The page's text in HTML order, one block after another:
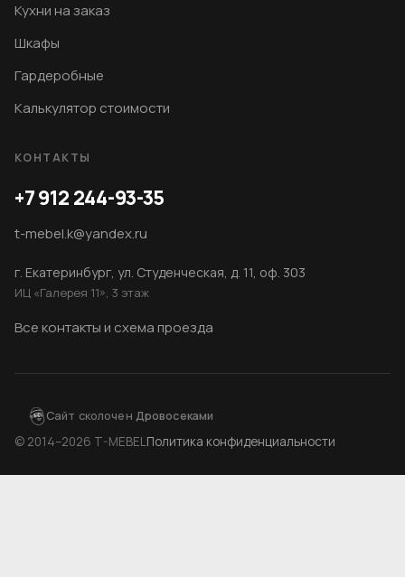
Кухни на заказ
Шкафы
Гардеробные
Калькулятор стоимости
КОНТАКТЫ
+7 912 244-93-35
t-mebel.k@yandex.ru
г. Екатеринбург, ул. Студенческая, д. 11, оф. 303
ИЦ «Галерея 11», 3 этаж
Все контакты и схема проезда
© 2014–2026 T-MEBELПолитика конфиденциальности
Сайт сколочен Дровосеками